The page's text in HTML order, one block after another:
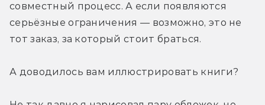
совместный процесс. А если появляются
серьёзные ограничения — возможно, это не
тот заказ, за который стоит браться.
А доводилось вам иллюстрировать книги?